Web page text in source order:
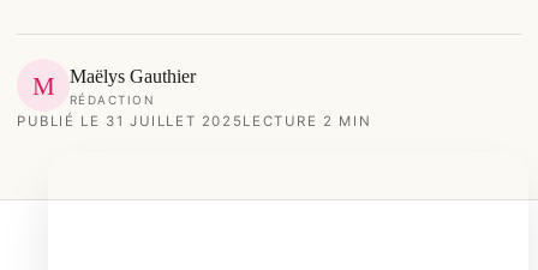
M Maëlys Gauthier
RÉDACTION
PUBLIÉ LE 31 JUILLET 2025LECTURE 2 MIN